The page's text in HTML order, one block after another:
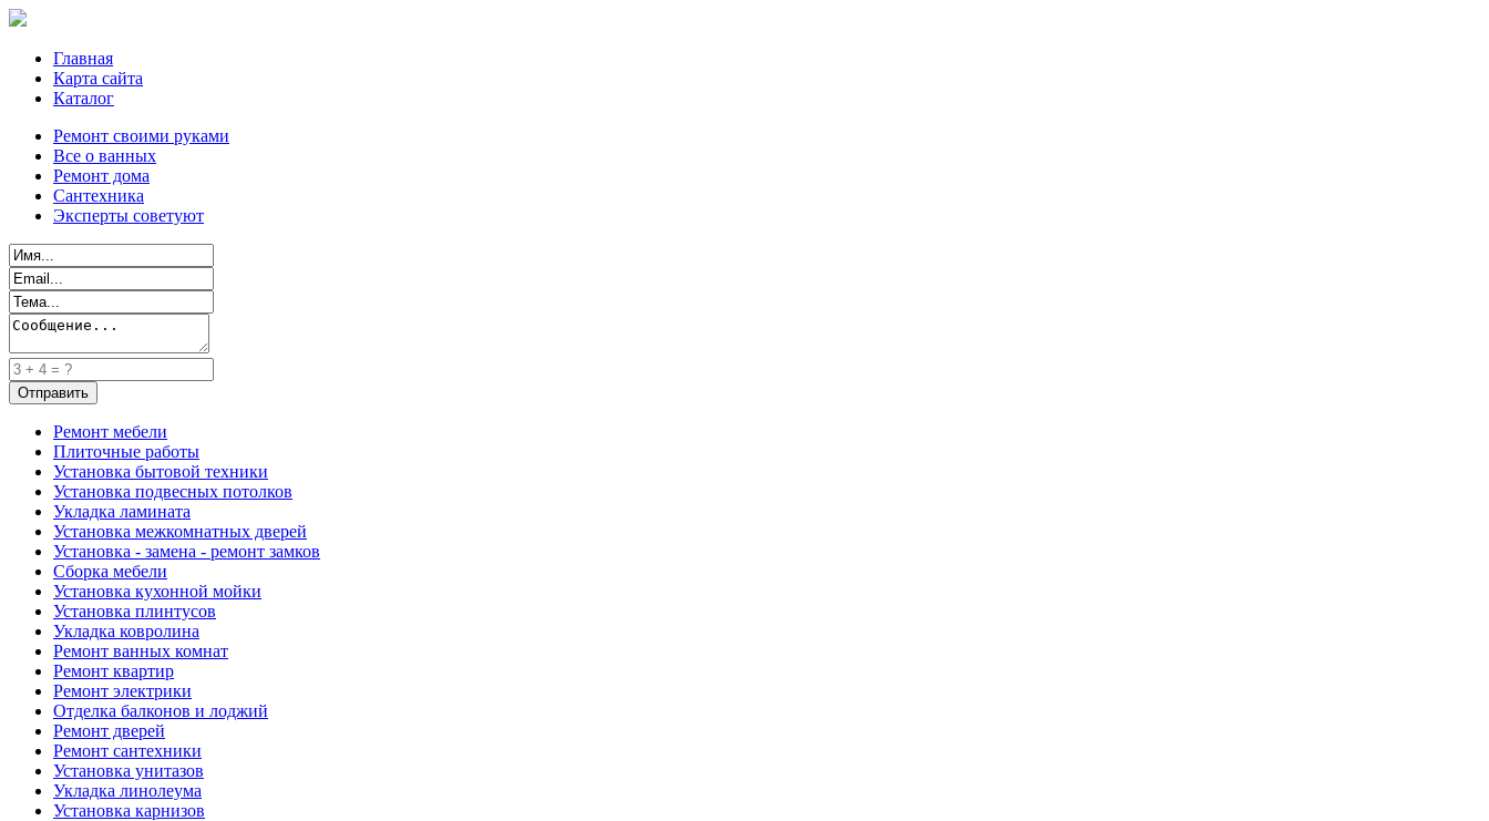
Главная
Карта сайта
Каталог
Ремонт своими руками
Все о ванных
Ремонт дома
Сантехника
Эксперты советуют
Ремонт мебели
Плиточные работы
Установка бытовой техники
Установка подвесных потолков
Укладка ламината
Установка межкомнатных дверей
Установка - замена - ремонт замков
Сборка мебели
Установка кухонной мойки
Установка плинтусов
Укладка ковролина
Ремонт ванных комнат
Ремонт квартир
Ремонт электрики
Отделка балконов и лоджий
Ремонт дверей
Ремонт сантехники
Установка унитазов
Укладка линолеума
Установка карнизов